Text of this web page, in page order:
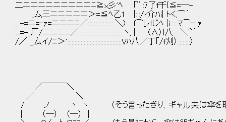
二ニニニニニニニニニﾆ≧ｘ彡'ﾍ ｢¨::7了f千{≦=―-
_厶三ニニニニニ＞=≦ﾍ乙1 |:::/r介ﾊi| トく,⌒´
_ -=ニ=‐ｧ=ニニニﾆ／::::::::::::::::::＼) l⌒レｆじﾍ |i:::::ﾏ⌒ｰ ｧ
ﾆ=-_厂/ニニニﾆ／ ::::::::::::::::::::::::::::ヽ, | 〈∧〉}八:::::＼＾´
/／ _,厶イ/ﾆ＞'::::::::::::::::::::::::::::::::::::Vﾊ八／丁｢/f刈〉::::::::〉
／￣￣￣＼
／ ＼
/ ノ ヽ ヽ （そう言ったきり、ギャル夫は傘を取り
| （─） （─） |